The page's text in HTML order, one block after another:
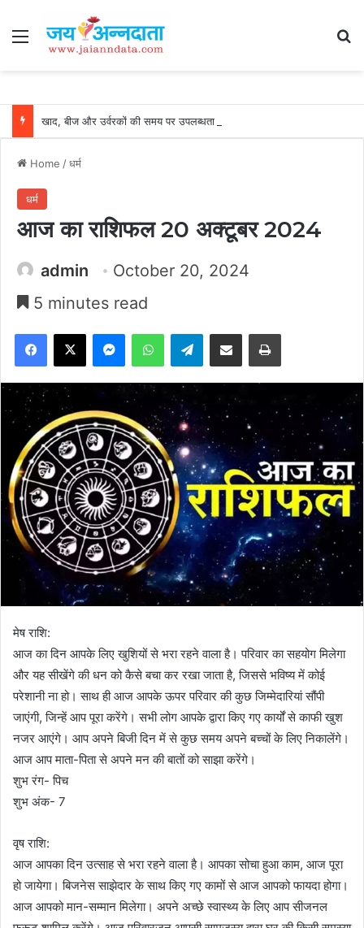
Menu
Home /धर्म
धर्म
आज का राशिफल 20 अक्टूबर 2024
admin
October 20, 2024
5 minutes read
Facebook
X MessengerWhatsAppTelegramShare via Email Print
मेष राशि:
आज का दिन आपके लिए खुशियों से भरा रहने वाला है। परिवार का सहयोग मिलेगा
और यह सीखेंगे की धन को कैसे बचा कर रखा जाता है, जिससे भविष्य में कोई
परेशानी ना हो। साथ ही आज आपके ऊपर परिवार की कुछ जिम्मेदारियां सौंपी
जाएंगी, जिन्हें आप पूरा करेंगे। सभी लोग आपके द्वारा किए गए कार्यों से काफी खुश
नजर आएंगे। आप अपने बिजी दिन में से कुछ समय अपने बच्चों के लिए निकालेंगे।
आज आप माता-पिता से अपने मन की बातों को साझा करेंगे।
शुभ रंग- पिच
शुभ अंक- 7
वृष राशि:
आज आपका दिन उत्साह से भरा रहने वाला है। आपका सोचा हुआ काम, आज पूरा
हो जायेगा। बिजनेस साझेदार के साथ किए गए कामों से आज आपको फायदा होगा।
आज आपको मान-सम्मान मिलेगा। अपने अच्छे स्वास्थ्य के लिए आप सीजनल